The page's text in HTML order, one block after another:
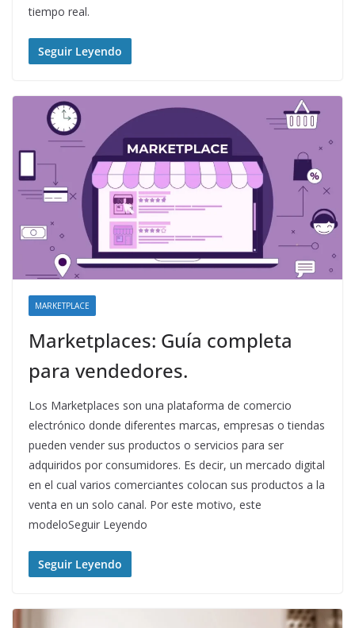
tiempo real.
Seguir Leyendo
MARKETPLACE
Marketplaces: Guía completa
para vendedores.
Los Marketplaces son una plataforma de comercio
electrónico donde diferentes marcas, empresas o tiendas
pueden vender sus productos o servicios para ser
adquiridos por consumidores. Es decir, un mercado digital
en el cual varios comerciantes colocan sus productos a la
venta en un solo canal. Por este motivo, este
modeloSeguir Leyendo
Seguir Leyendo